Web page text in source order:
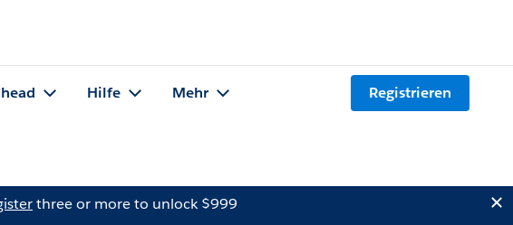
Hilfe Mehr Registrieren
three or more to unlock $999